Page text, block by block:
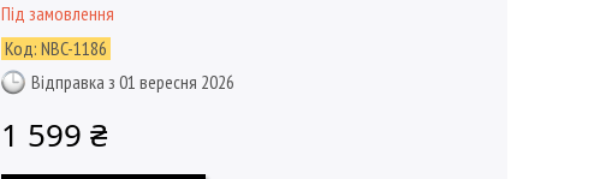
Під замовлення
Код: NBC-1186
Відправка з 01 вересня 2026
1 599 ₴